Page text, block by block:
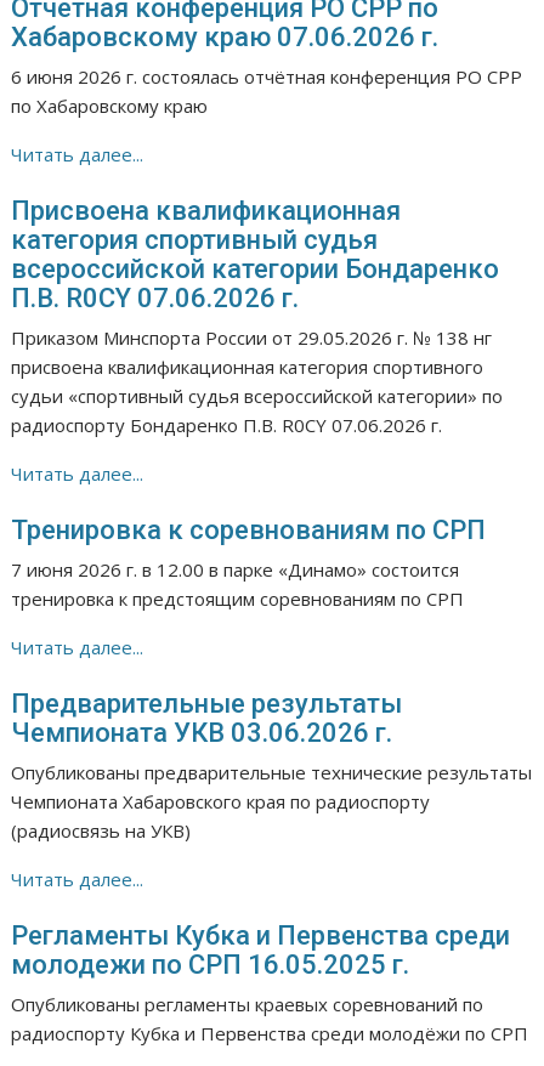
Отчетная конференция РО СРР по
Хабаровскому краю 07.06.2026 г.
6 июня 2026 г. состоялась отчётная конференция РО СРР
по Хабаровскому краю
Читать далее...
Присвоена квалификационная
категория спортивный судья
всероссийской категории Бондаренко
П.В. R0CY 07.06.2026 г.
Приказом Минспорта России от 29.05.2026 г. № 138 нг
присвоена квалификационная категория спортивного
судьи «спортивный судья всероссийской категории» по
радиоспорту Бондаренко П.В. R0CY 07.06.2026 г.
Читать далее...
Тренировка к соревнованиям по СРП
7 июня 2026 г. в 12.00 в парке «Динамо» состоится
тренировка к предстоящим соревнованиям по СРП
Читать далее...
Предварительные результаты
Чемпионата УКВ 03.06.2026 г.
Опубликованы предварительные технические результаты
Чемпионата Хабаровского края по радиоспорту
(радиосвязь на УКВ)
Читать далее...
Регламенты Кубка и Первенства среди
молодежи по СРП 16.05.2025 г.
Опубликованы регламенты краевых соревнований по
радиоспорту Кубка и Первенства среди молодёжи по СРП